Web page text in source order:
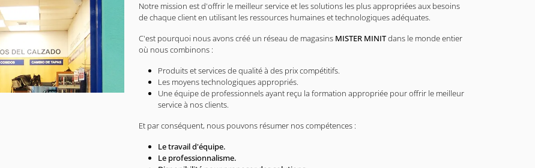
Notre mission est d'offrir le meilleur service et les solutions les plus appropriées aux besoins
de chaque client en utilisant les ressources humaines et technologiques adéquates.
C'est pourquoi nous avons créé un réseau de magasins MISTER MINITdans le monde entier
où nous combinons :
Produits et services de qualité à des prix compétitifs.
Les moyens technologiques appropriés.
Une équipe de professionnels ayant reçu la formation appropriée pour offrir le meilleur
service à nos clients.
Et par conséquent, nous pouvons résumer nos compétences :
Le travail d'équipe.
Le professionnalisme.